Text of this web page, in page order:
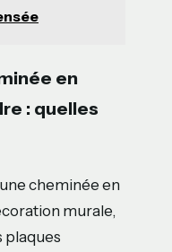
en
: quelles
cheminée en
murale,
plaques